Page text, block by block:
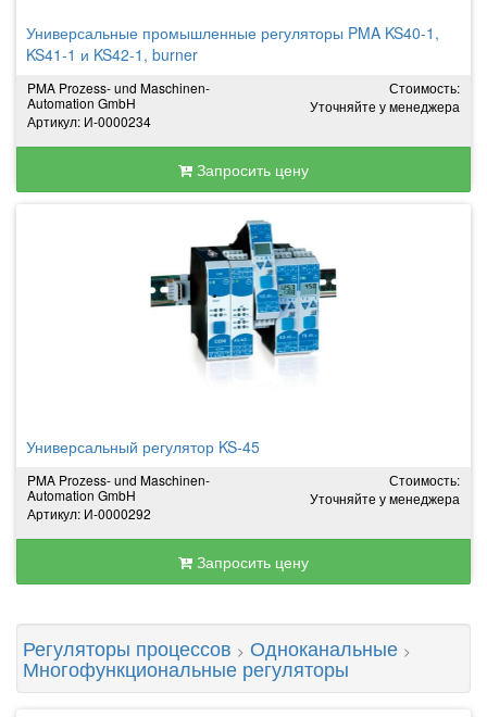
Универсальные промышленные регуляторы PMA KS40-1,
KS41-1 и KS42-1, burner
PMA Prozess- und Maschinen-
Automation GmbH
Артикул: И-0000234
Стоимость:
Уточняйте у менеджера
Запросить цену
Универсальный регулятор KS-45
PMA Prozess- und Maschinen-
Automation GmbH
Артикул: И-0000292
Стоимость:
Уточняйте у менеджера
Запросить цену
Регуляторы процессов > Одноканальные >
Многофункциональные регуляторы